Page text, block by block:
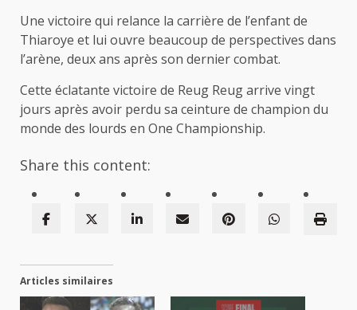
Une victoire qui relance la carrière de l’enfant de
Thiaroye et lui ouvre beaucoup de perspectives dans
l’arène, deux ans après son dernier combat.
Cette éclatante victoire de Reug Reug arrive vingt
jours après avoir perdu sa ceinture de champion du
monde des lourds en One Championship.
Share this content:
Articles similaires